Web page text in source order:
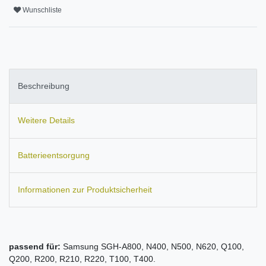
Wunschliste
Beschreibung
Weitere Details
Batterieentsorgung
Informationen zur Produktsicherheit
passend für: Samsung SGH-A800, N400, N500, N620, Q100,
Q200, R200, R210, R220, T100, T400.